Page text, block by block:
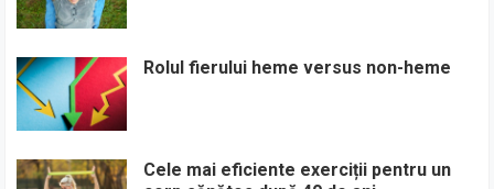
Rolul fierului heme versus non-heme
Cele mai eficiente exerciții pentru un